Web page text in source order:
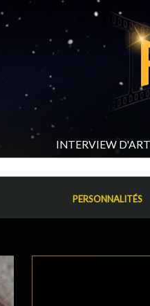
INTERVIEW
PERSONNALITÉS